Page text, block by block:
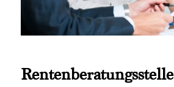
Rentenberatungsstelle